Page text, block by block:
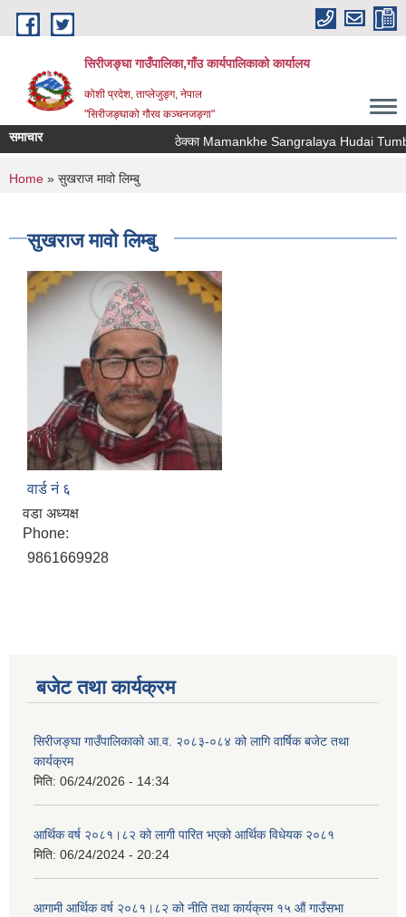
Skip to main content
सिरीजङ्घा गाउँपालिका,गाँउ कार्यपालिकाको कार्यालय
कोशी प्रदेश, ताप्लेजुङ्ग, नेपाल
"सिरीजङ्घाको गौरव कञ्चनजङ्गा"
समाचार ठेक्का Mamankhe Sangralaya Hudai
You are here
Home » सुखराज मावो लिम्बु
सुखराज मावो लिम्बु
वार्ड नं ६
वडा अध्यक्ष
Phone:
9861669928
बजेट तथा कार्यक्रम
सिरीजङ्घा गाउँपालिकाको आ.व. २०८३-०८४ को लागि वार्षिक बजेट तथा
कार्यक्रम
मिति: 06/24/2026 - 14:34
आर्थिक वर्ष २०८१।८२ को लागी पारित भएको आर्थिक विधेयक २०८१
मिति: 06/24/2024 - 20:24
आगामी आर्थिक वर्ष २०८१।८२ को नीति तथा कार्यक्रम १५ औं गाउँसभा